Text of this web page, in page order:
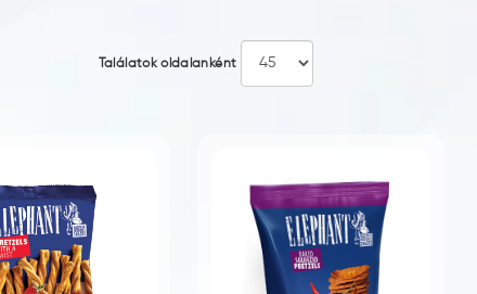
Találatok oldalanként